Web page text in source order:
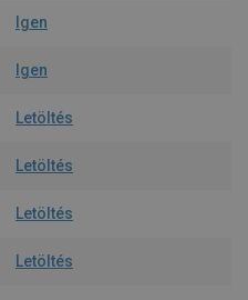
Igen
Igen
Letöltés
Letöltés
Letöltés
Letöltés